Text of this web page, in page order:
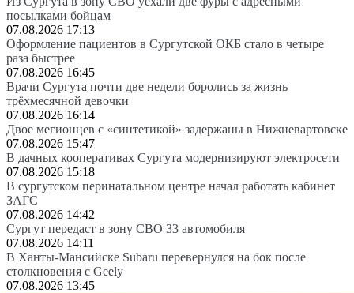
посылками бойцам
07.08.2026 17:13
Оформление пациентов в Сургутской ОКБ стало в четыре
раза быстрее
07.08.2026 16:45
Врачи Сургута почти две недели боролись за жизнь
трёхмесячной девочки
07.08.2026 16:14
Двое мегионцев с «синтетикой» задержаны в Нижневартовске
07.08.2026 15:47
В дачных кооперативах Сургута модернизируют электросети
07.08.2026 15:18
В сургутском перинатальном центре начал работать кабинет
ЗАГС
07.08.2026 14:42
Сургут передаст в зону СВО 33 автомобиля
07.08.2026 14:11
В Ханты-Мансийске Subaru перевернулся на бок после
столкновения с Geely
07.08.2026 13:45